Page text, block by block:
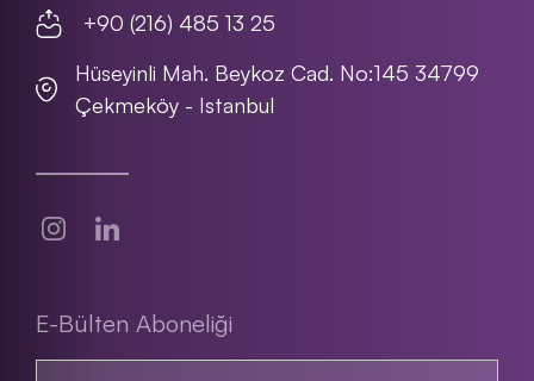
+90 (216) 485 13 25
Hüseyinli Mah. Beykoz Cad. No:145 34799
Çekmeköy - Istanbul
E-Bülten Aboneliği